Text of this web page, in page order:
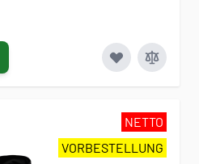
NETTO
VORBESTELLUNG